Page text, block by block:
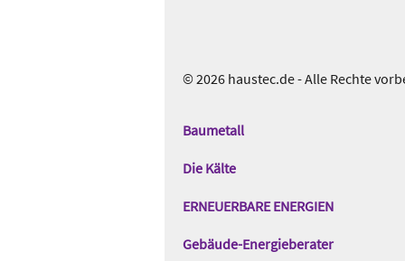
© 2026 haustec.de - Alle Rechte
Das
Baumetall
Die Kälte
ERNEUERBARE ENERGIEN
Gebäude-Energieberater